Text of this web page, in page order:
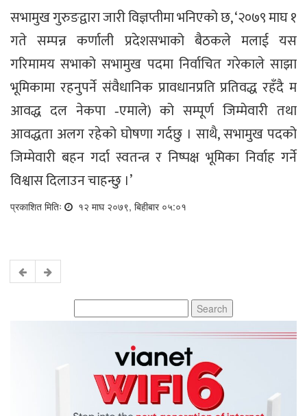
सभामुख गुरुङद्वारा जारी विज्ञप्तीमा भनिएको छ, ‘२०७९ माघ १
गते सम्पन्न कर्णाली प्रदेशसभाको बैठकले मलाई यस
गरिमामय सभाको सभामुख पदमा निर्वाचित गरेकाले साझा
भूमिकामा रहनुपर्ने संवैधानिक प्रावधानप्रति प्रतिवद्ध रहँदै म
आवद्ध दल नेकपा ‐एमाले) को सम्पूर्ण जिम्मेवारी तथा
आवद्धता अलग रहेको घोषणा गर्दछु । साथै, सभामुख पदको
जिम्मेवारी बहन गर्दा स्वतन्त्र र निष्पक्ष भूमिका निर्वाह गर्ने
विश्वास दिलाउन चाहन्छु ।’
प्रकाशित मितिः १२ माघ २०७९, बिहीबार ०५:०१
for: